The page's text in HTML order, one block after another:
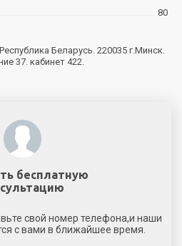
80
Беларусь. 220035 г.Минск.
37. кабинет 422.
бесплатную
свой номер телефона,и наши
с вами в ближайшее время.